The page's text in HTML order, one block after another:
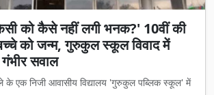
को कैसे नहीं लगी भनक?' 10वीं की
को जन्म, गुरुकुल स्कूल विवाद में
सवाल
के एक निजी आवासीय विद्यालय 'गुरुकुल पब्लिक स्कूल' में